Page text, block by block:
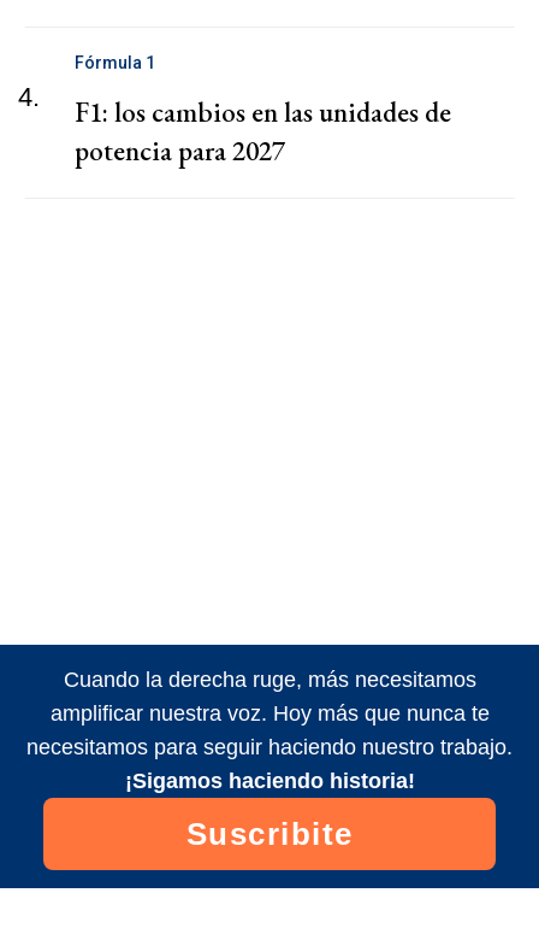
4.
Fórmula 1
F1: los cambios en las unidades de
potencia para 2027
Cuando la derecha ruge, más necesitamos
amplificar nuestra voz. Hoy más que nunca te
necesitamos para seguir haciendo nuestro trabajo.
¡Sigamos haciendo historia!
Suscribite